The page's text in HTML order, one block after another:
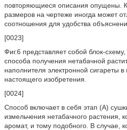
повторяющиеся описания опущены.
размеров на чертеже иногда может
соотношения для удобства
[0023]
Фиг.6 представляет собой блок-
способа получения нетабачной
наполнителя электронной сигареты
настоящего изобретения.
[0024]
Способ включает в себя этап (A)
измельчения нетабачного растения,
аромат, и тому подобного. В случае,